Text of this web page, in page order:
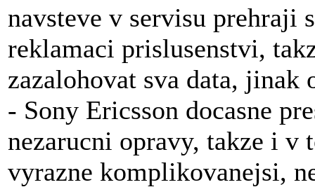
navsteve v servisu prehraji
reklamaci prislusenstvi,
zazalohovat sva data, jinak
- Sony Ericsson docasne
nezarucni opravy, takze i v
vyrazne komplikovanejsi,